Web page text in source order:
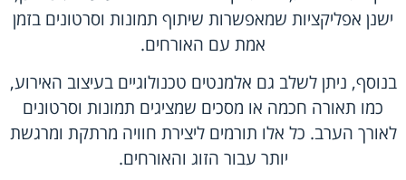
ישנן אפליקציות שמאפשרות שיתוף תמונות וסרטונים בזמן
אמת עם האורחים.
בנוסף, ניתן לשלב גם אלמנטים טכנולוגיים בעיצוב האירוע,
כמו תאורה חכמה או מסכים שמציגים תמונות וסרטונים
לאורך הערב. כל אלו תורמים ליצירת חוויה מרתקת ומרגשת
יותר עבור הזוג והאורחים.